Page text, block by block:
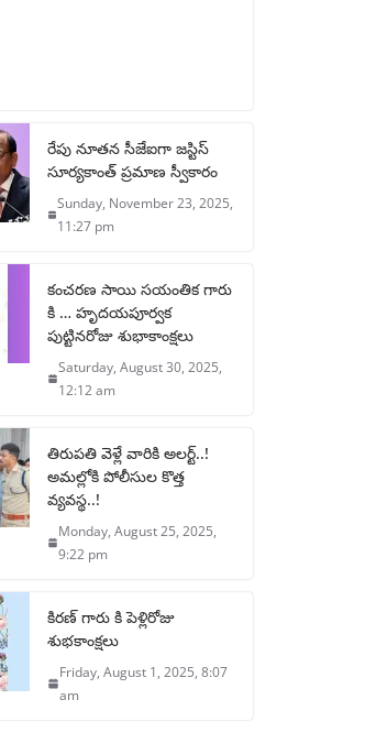
రేపు నూతన సీజేఐగా జస్టిస్
సూర్యకాంత్ ప్రమాణ స్వీకారం
Sunday, November 23, 2025,
11:27 pm
కంచరణ సాయి సయంతిక గారు
కి … హృదయపూర్వక
పుట్టినరోజు శుభాకాంక్షలు
Saturday, August 30, 2025,
12:12 am
తిరుపతి వెళ్లే వారికి అలర్ట్..!
అమల్లోకి పోలీసుల కొత్త
వ్యవస్థ..!
Monday, August 25, 2025,
9:22 pm
కిరణ్ గారు కి పెళ్లిరోజు
శుభకాంక్షలు
Friday, August 1, 2025, 8:07
am